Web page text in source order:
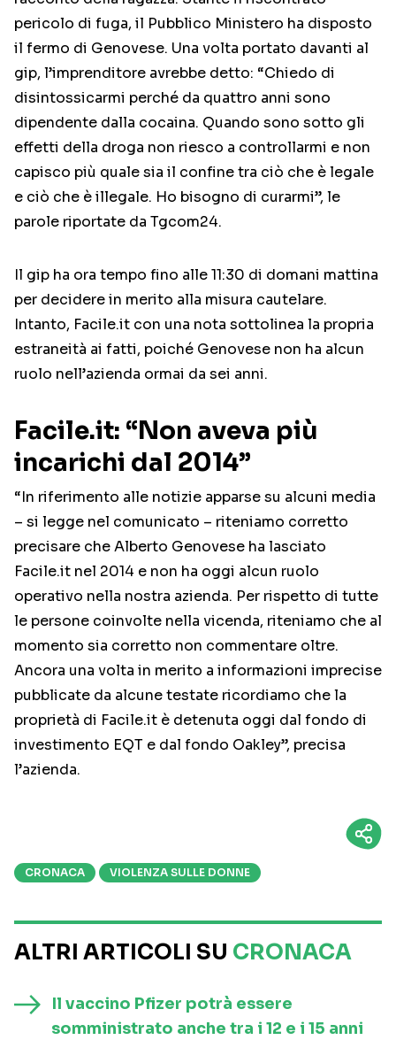
pericolo di fuga, il Pubblico Ministero ha disposto
il fermo di Genovese. Una volta portato davanti al
gip, l’imprenditore avrebbe detto: “Chiedo di
disintossicarmi perché da quattro anni sono
dipendente dalla cocaina. Quando sono sotto gli
effetti della droga non riesco a controllarmi e non
capisco più quale sia il confine tra ciò che è legale
e ciò che è illegale. Ho bisogno di curarmi”, le
parole riportate da Tgcom24.
Il gip ha ora tempo fino alle 11:30 di domani mattina
per decidere in merito alla misura cautelare.
Intanto, Facile.it con una nota sottolinea la propria
estraneità ai fatti, poiché Genovese non ha alcun
ruolo nell’azienda ormai da sei anni.
Facile.it: “Non aveva più
incarichi dal 2014”
“In riferimento alle notizie apparse su alcuni media
– si legge nel comunicato – riteniamo corretto
precisare che Alberto Genovese ha lasciato
Facile.it nel 2014 e non ha oggi alcun ruolo
operativo nella nostra azienda. Per rispetto di tutte
le persone coinvolte nella vicenda, riteniamo che al
momento sia corretto non commentare oltre.
Ancora una volta in merito a informazioni imprecise
pubblicate da alcune testate ricordiamo che la
proprietà di Facile.it è detenuta oggi dal fondo di
investimento EQT e dal fondo Oakley”, precisa
l’azienda.
CRONACA VIOLENZA SULLE DONNE
ALTRI ARTICOLI SU CRONACA
Il vaccino Pfizer potrà essere
somministrato anche tra i 12 e i 15 anni